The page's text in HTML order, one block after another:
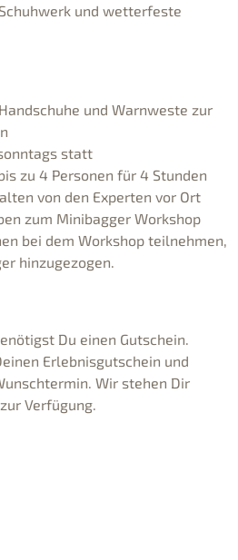
und wetterfeste
und Warnweste zur
statt
zu 4 Personen für 4 Stunden
von den Experten vor Ort
zum Minibagger Workshop
bei dem Workshop teilnehmen,
hinzugezogen.
Du einen Gutschein.
Erlebnisgutschein und
Wir stehen Dir
Verfügung.